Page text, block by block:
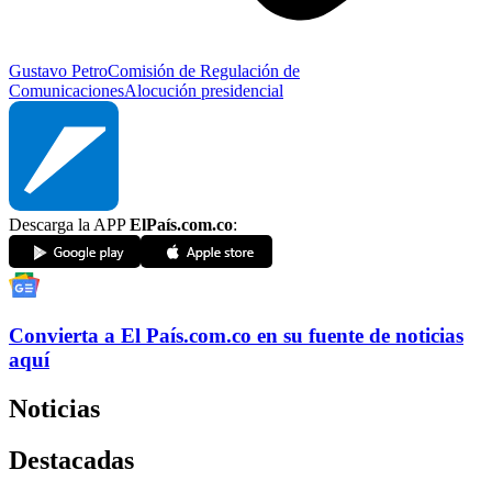
Gustavo PetroComisión de Regulación de
ComunicacionesAlocución presidencial
Descarga la APPElPaís.com.co:
Convierta a El País.com.co en su fuente de noticias
aquí
Noticias
Destacadas